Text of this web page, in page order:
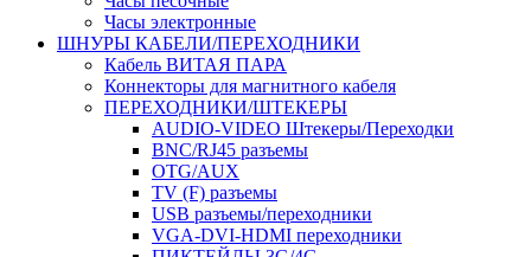
Часы электронные
ШНУРЫ КАБЕЛИ/ПЕРЕХОДНИКИ
Кабель ВИТАЯ ПАРА
Коннекторы для магнитного кабеля
ПЕРЕХОДНИКИ/ШТЕКЕРЫ
AUDIO-VIDEO Штекеры/Переходки
BNC/RJ45 разъемы
OTG/AUX
TV (F) разъемы
USB разъемы/переходники
VGA-DVI-HDMI переходники